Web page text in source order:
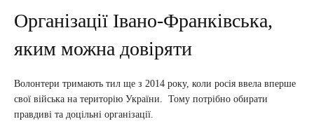
Організації Івано-Франківська,
яким можна довіряти
Волонтери тримають тил ще з 2014 року, коли росія ввела вперше
свої війська на територію України. Тому потрібно обирати
правдиві та доцільні організації.